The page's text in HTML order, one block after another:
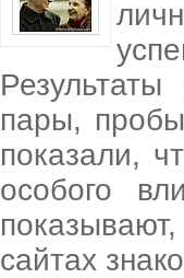
пары,
показали,
особого
сайтах